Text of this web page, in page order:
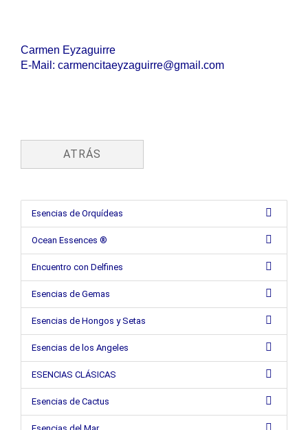
Carmen Eyzaguirre
E-Mail: carmencitaeyzaguirre@gmail.com
ATRÁS
Esencias de Orquídeas
Ocean Essences ®
Encuentro con Delfines
Esencias de Gemas
Esencias de Hongos y Setas
Esencias de los Angeles
ESENCIAS CLÁSICAS
Esencias de Cactus